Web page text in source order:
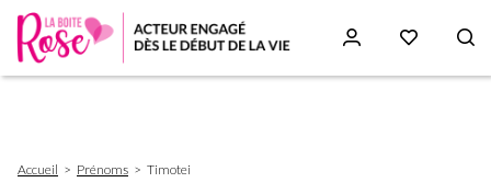
d'Ariane
Accueil Prénoms Timotei